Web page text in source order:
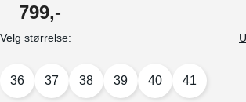
799,-
Velg størrelse:
36 37 38 39 40 41